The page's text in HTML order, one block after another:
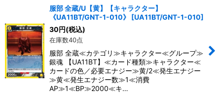
服部 全蔵/U【黄】【キャラクター】
《UA11BT/GNT-1-010》
[UA11BT/GNT-1-010]
30円(税込)
在庫数40点
服部 全蔵≪カテゴリ≫キャラクター≪グループ≫
銀魂 【UA11BT】≪カード種類≫キャラクター≪
カードの色／必要エナジー≫黄/2≪発生エナジー
≫黄≪発生エナジー数≫1≪消費
AP≫1≪BP≫2000≪キ…